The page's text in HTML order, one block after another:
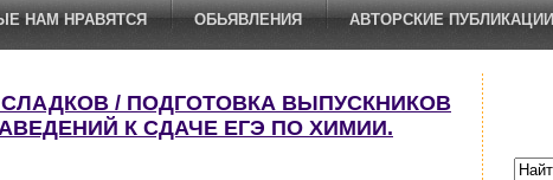
НАМ НРАВЯТСЯ ОБЬЯВЛЕНИЯ АВТОРСКИЕ ПУБЛИКАЦИИ
/ ПОДГОТОВКА ВЫПУСКНИКОВ
К СДАЧЕ ЕГЭ ПО ХИМИИ.